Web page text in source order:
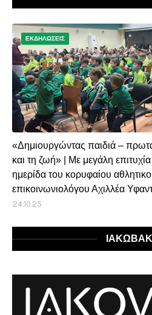
ΕΚΔΗΛΩΣΕΙΣ
«Δημιουργώντας παιδιά –
και τη ζωή» | Με μεγάλη
ημερίδα του κορυφαίου
επικοινωνιολόγου Αχιλλέα
24.10.25